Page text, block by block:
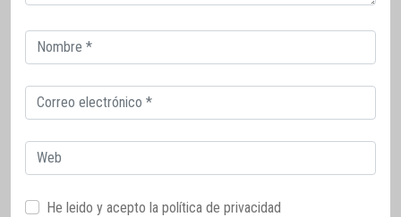
Correo
electrónico
Correo
electrónico
Web
He leido y acepto la política de privacidad